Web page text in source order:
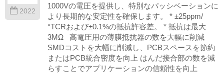
2022
1000Vの電圧を提供し、特別なパッシベーションに
より長期的な安定性を確保します。 * ±25ppm/
°TCRおよび±0.1%の抵抗許容差。 * 抵抗は最大
3MΩ 高電圧用の薄膜抵抗器の数を大幅に削減
SMDコストを大幅に削減し、PCBスペースを節約
またはPCB統合密度を向上 はんだ接合部の数を減
らすことでアプリケーションの信頼性を向上